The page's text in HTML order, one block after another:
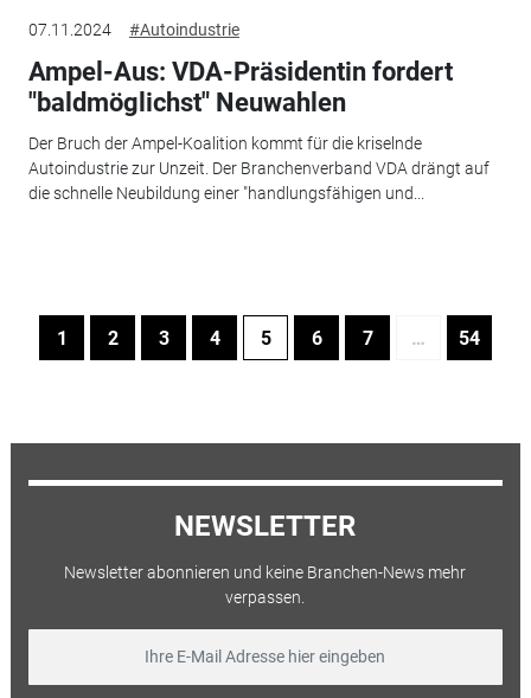
07.11.2024 #Autoindustrie
Ampel-Aus: VDA-Präsidentin fordert
"baldmöglichst" Neuwahlen
Der Bruch der Ampel-Koalition kommt für die kriselnde
Autoindustrie zur Unzeit. Der Branchenverband VDA drängt auf
die schnelle Neubildung einer "handlungsfähigen und...
1 2 3 4 5 6 7 … 54
NEWSLETTER
Newsletter abonnieren und keine Branchen-News mehr
verpassen.